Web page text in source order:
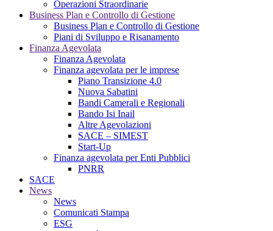
Operazioni Straordinarie
Business Plan e Controllo di Gestione
Business Plan e Controllo di Gestione
Piani di Sviluppo e Risanamento
Finanza Agevolata
Finanza Agevolata
Finanza agevolata per le imprese
Piano Transizione 4.0
Nuova Sabatini
Bandi Camerali e Regionali
Bando Isi Inail
Altre Agevolazioni
SACE – SIMEST
Start-Up
Finanza agevolata per Enti Pubblici
PNRR
SACE
News
News
Comunicati Stampa
ESG